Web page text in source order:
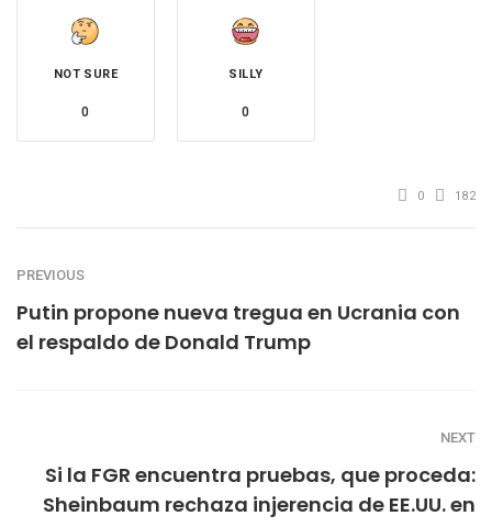
NOT SURE
0
SILLY
0
0 182
PREVIOUS
Putin propone nueva tregua en Ucrania con
el respaldo de Donald Trump
NEXT
Si la FGR encuentra pruebas, que proceda:
Sheinbaum rechaza injerencia de EE.UU. en